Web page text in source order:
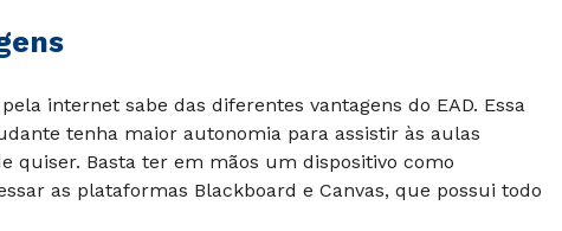
internet sabe das diferentes vantagens do EAD. Essa
tenha maior autonomia para assistir às aulas
quiser. Basta ter em mãos um dispositivo como
as plataformas Blackboard e Canvas, que possui todo